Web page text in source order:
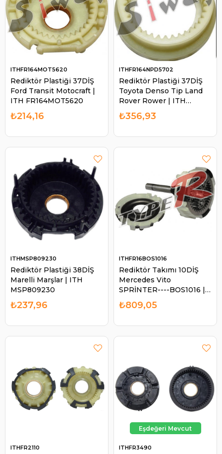
Rediktör Plastiği 37DİŞ
Ford Transit Motocraft |
ITH FR164MOT5620
ITHFR164MOT5620
₺214,16
Rediktör Plastiği 37DİŞ
Toyota Denso Tip Land
Rover Rower | ITH
FR164NPD5702
ITHFR164NPD5702
₺356,93
Rediktör Plastiği 38DİŞ
Marelli Marşlar | ITH
MSP809230
ITHMSP809230
₺237,96
Rediktör Takımı 10DİŞ
Mercedes Vito
SPRİNTER----BOS1016 |
ITH FR16BOS1016
ITHFR16BOS1016
₺809,05
ITHFR2110 ITHFR3490